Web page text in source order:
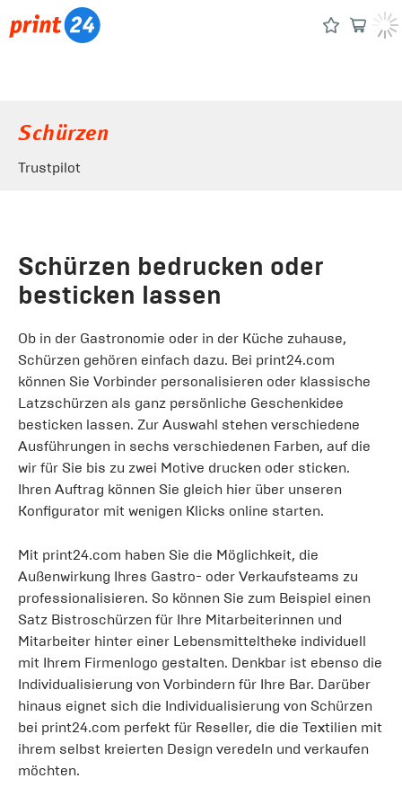
Schürzen
Trustpilot
Schürzen bedrucken oder
besticken lassen
Ob in der Gastronomie oder in der Küche zuhause,
Schürzen gehören einfach dazu. Bei print24.com
können Sie Vorbinder personalisieren oder klassische
Latzschürzen als ganz persönliche Geschenkidee
besticken lassen. Zur Auswahl stehen verschiedene
Ausführungen in sechs verschiedenen Farben, auf die
wir für Sie bis zu zwei Motive drucken oder sticken.
Ihren Auftrag können Sie gleich hier über unseren
Konfigurator mit wenigen Klicks online starten.
Mit print24.com haben Sie die Möglichkeit, die
Außenwirkung Ihres Gastro- oder Verkaufsteams zu
professionalisieren. So können Sie zum Beispiel einen
Satz Bistroschürzen für Ihre Mitarbeiterinnen und
Mitarbeiter hinter einer Lebensmitteltheke individuell
mit Ihrem Firmenlogo gestalten. Denkbar ist ebenso die
Individualisierung von Vorbindern für Ihre Bar. Darüber
hinaus eignet sich die Individualisierung von Schürzen
bei print24.com perfekt für Reseller, die die Textilien mit
ihrem selbst kreierten Design veredeln und verkaufen
möchten.